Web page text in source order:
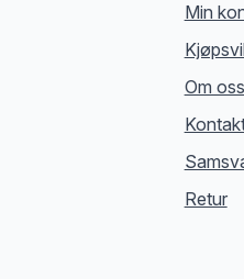
Min
Om oss
Retur